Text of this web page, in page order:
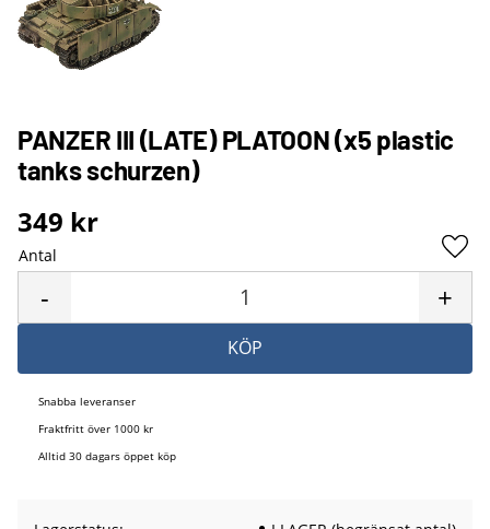
PANZER III (LATE) PLATOON (x5 plastic
tanks schurzen)
349 kr
Antal
+
-
KÖP
Snabba leveranser
Fraktfritt över 1000 kr
Alltid 30 dagars öppet köp